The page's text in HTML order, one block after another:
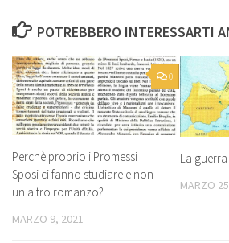
POTREBBERO INTERESSARTI
0
Perchè proprio i Promessi
Sposi ci fanno studiare e non
un altro romanzo?
MARZO 9, 2021
La
MARZO